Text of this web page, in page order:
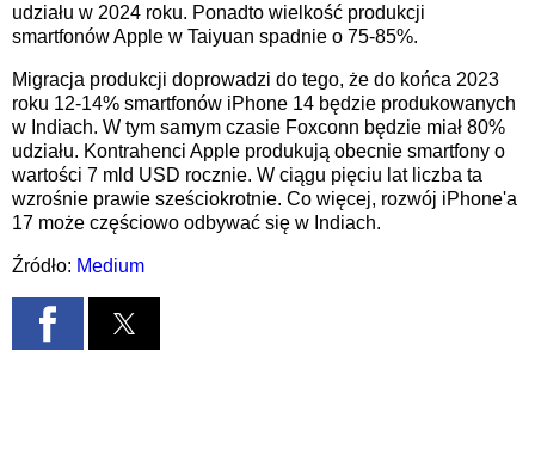
udziału w 2024 roku. Ponadto wielkość produkcji
smartfonów Apple w Taiyuan spadnie o 75-85%.
Migracja produkcji doprowadzi do tego, że do końca 2023
roku 12-14% smartfonów iPhone 14 będzie produkowanych
w Indiach. W tym samym czasie Foxconn będzie miał 80%
udziału. Kontrahenci Apple produkują obecnie smartfony o
wartości 7 mld USD rocznie. W ciągu pięciu lat liczba ta
wzrośnie prawie sześciokrotnie. Co więcej, rozwój iPhone'a
17 może częściowo odbywać się w Indiach.
Źródło: Medium